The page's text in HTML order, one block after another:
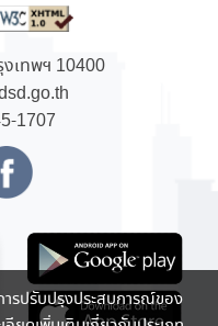
เทพฯ 10400
1707
ารปรับปรุงประสบการณ์ของ